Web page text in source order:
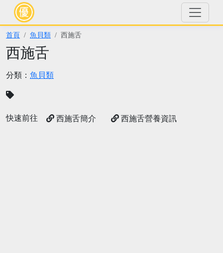
首頁 魚貝類 西施舌
西施舌
分類： 魚貝類
快速前往 西施舌簡介 西施舌營養資訊